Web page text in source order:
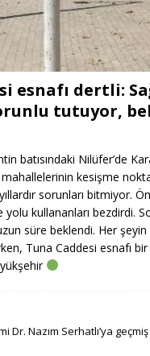
esnafı dertli:
tutuyor,
batısındaki Nilüfer’de
kesişme
sorunları bitmiyor.
yolu kullananları bezdirdi.
süre beklendi. Her
Tuna Caddesi esnafı bir
Dr. Nazım Serhatlı’ya